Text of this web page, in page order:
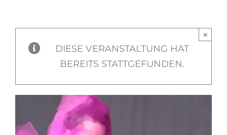
DIESE VERANSTALTUNG HAT
BEREITS STATTGEFUNDEN.
×